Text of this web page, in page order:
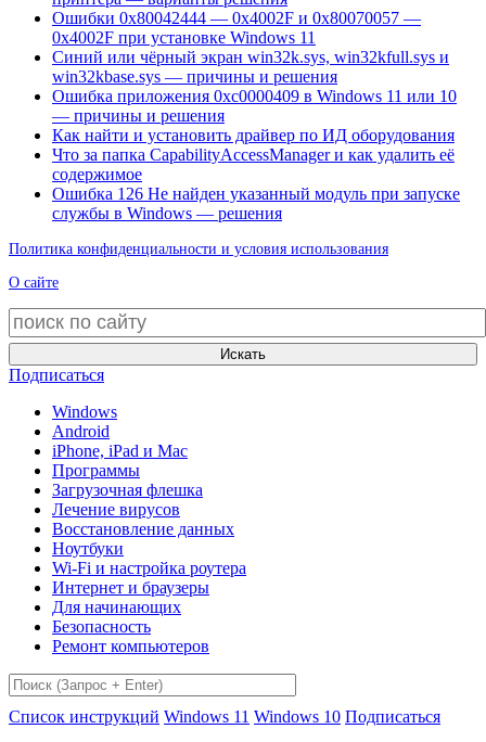
Ошибки 0x80042444 — 0x4002F и 0x80070057 —
0x4002F при установке Windows 11
Синий или чёрный экран win32k.sys, win32kfull.sys и
win32kbase.sys — причины и решения
Ошибка приложения 0xc0000409 в Windows 11 или 10
— причины и решения
Как найти и установить драйвер по ИД оборудования
Что за папка CapabilityAccessManager и как удалить её
содержимое
Ошибка 126 Не найден указанный модуль при запуске
службы в Windows — решения
Политика конфиденциальности и условия использования
О сайте
Искать
Подписаться
Windows
Android
iPhone, iPad и Mac
Программы
Загрузочная флешка
Лечение вирусов
Восстановление данных
Ноутбуки
Wi-Fi и настройка роутера
Интернет и браузеры
Для начинающих
Безопасность
Ремонт компьютеров
Список инструкций Windows 11 Windows 10 Подписаться